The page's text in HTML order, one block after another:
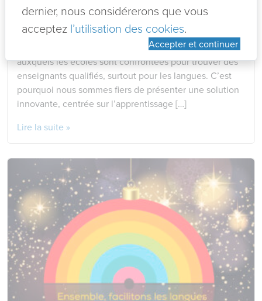
La pénurie d’enseignants de langues est un défi
croissant pour de nombreuses écoles, entravant la
réalisation de programmes éducatifs complets et
diversifiés. Chez Tradanim, nous comprenons les défis
auxquels les écoles sont confrontées pour trouver des
enseignants qualifiés, surtout pour les langues. C’est
pourquoi nous sommes fiers de présenter une solution
innovante, centrée sur l’apprentissage […]
Lire la suite »
dernier, nous considérerons que vous
acceptez l’utilisation des cookies.
Accepter et continuer